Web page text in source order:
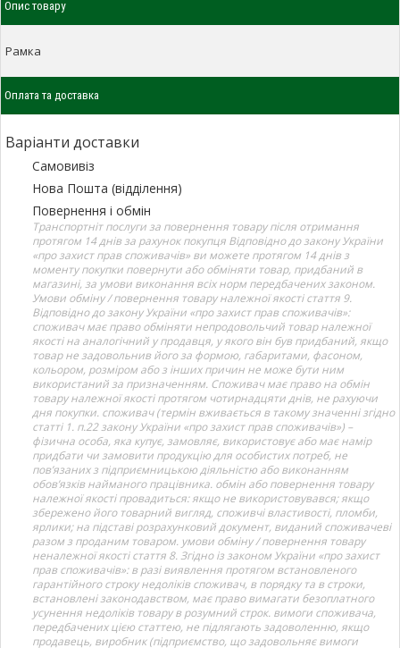
Опис товару
Рамка
Оплата та доставка
Варіанти доставки
Самовивіз
Нова Пошта (відділення)
Повернення і обмін
Транспортніт послуги за повернення товару після отримання
протягом 14 днів за рахунок покупця Відповідно до закону України
«про захист прав споживачів» ви можете протягом 14 днів з
моменту покупки повернути або обміняти товар, придбаний в
магазині, за умови виконання всіх норм передбачених законом.
Умови обміну / повернення товару належної якості стаття 9.
Відповідно до закону України «про захист прав споживачів»:
споживач має право обміняти непродовольчий товар належної
якості на аналогічний у продавця, у якого він був придбаний, якщо
товар не задовольнив його за формою, габаритами, фасоном,
кольором, розміром або з інших причин не може бути ним
використаний за призначенням. Споживач має право на обмін
товару належної якості протягом чотирнадцяти днів, не рахуючи
дня покупки. споживач (термін вживається в такому значенні згідно
статті 1. п.22 закону України «про захист прав споживачів») –
фізична особа, яка купує, замовляє, використовує або має намір
придбати чи замовити продукцію для особистих потреб, не
пов’язаних з підприємницькою діяльністю або виконанням
обов’язків найманого працівника. обмін або повернення товару
належної якості провадиться: якщо не використовувався; якщо
збережено його товарний вигляд, споживчі властивості, пломби,
ярлики; на підставі розрахунковий документ, виданий споживачеві
разом з проданим товаром. умови обміну / повернення товару
неналежної якості стаття 8. Згідно із законом України «про захист
прав споживачів»: в разі виявлення протягом встановленого
гарантійного строку недоліків споживач, в порядку та в строки,
встановлені законодавством, має право вимагати безоплатного
усунення недоліків товару в розумний строк. вимоги споживача,
передбачених цією статтею, не підлягають задоволенню, якщо
продавець, виробник (підприємство, що задовольняє вимоги